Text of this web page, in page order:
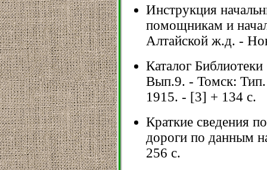
Инструкция
помощникам и
Алтайской ж.д. -
Каталог
Вып.9. - Томск:
1915. - [3] + 134 с.
Краткие сведения
дороги по данным
256 с.